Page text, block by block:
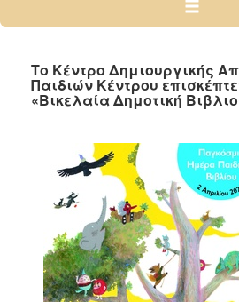
2024
2022
2021
2020
2019
2018
2017
2016
2015
2013
Tο Κέντρο Δημιουργικής
Παιδιών Κέντρου
«Βικελαία Δημοτική